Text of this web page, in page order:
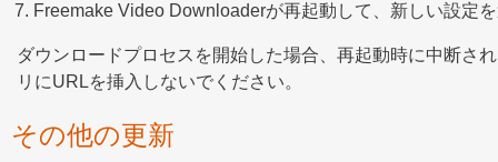
Freemake Video Downloaderが再起動して、新しい設定
ダウンロードプロセスを開始した場合、再起動時に中断さ
リにURLを挿入しないでください。
その他の更新